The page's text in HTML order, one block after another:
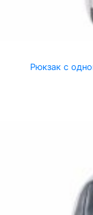
Рюкзак с